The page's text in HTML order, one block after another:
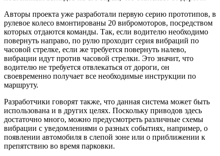
Авторы проекта уже разработали первую серию прототипов, в
рулевое колесо вмонтированы 20 вибромоторов, посредством
которых отдаются команды. Так, если водителю необходимо
повернуть направо, по рулю проходит серия вибраций по
часовой стрелке, если же требуется повернуть налево,
вибрации идут против часовой стрелки. Это значит, что
водителю не требуется отвлекаться от дороги, он
своевременно получает все необходимые инструкции по
маршруту.
Разработчики говорят также, что данная система может быть
использована и в других целях. Поскольку приводов здесь
достаточно много, можно предусмотреть различные схемы
вибрации с уведомлениями о разных событиях, например, о
появлении автомобиля в слепой зоне или о приближении к
препятствию во время парковки.